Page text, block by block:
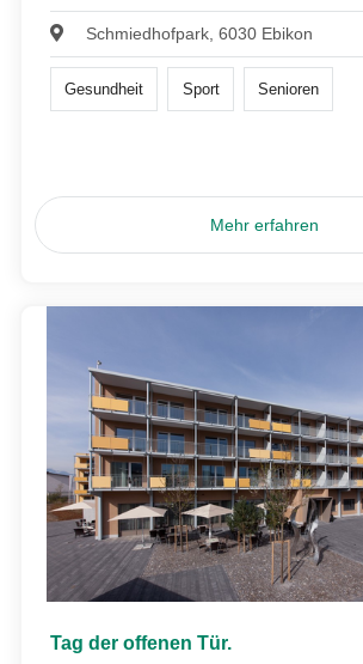
Schmiedhofpark, 6030 Ebikon
Gesundheit Sport Senioren
Mehr erfahren
Tag der offenen Tür.